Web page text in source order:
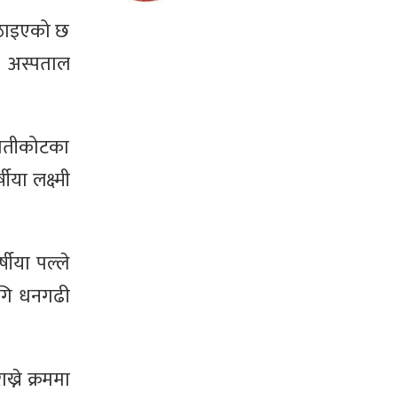
छ
अस्पताल
लक्ष्मी
पल्ले
धनगढी
क्रममा